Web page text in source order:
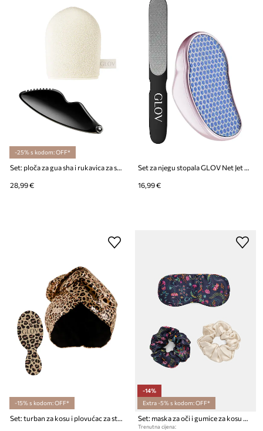
-25% s kodom: OFF*
Set: ploča za gua sha i rukavica za skidanje šminke GLOV Face Architecture Set
28,99 €
Set za njegu stopala GLOV Net Jet Feet
16,99 €
-15% s kodom: OFF*
Set: turban za kosu i plovućac za stopala GLOV Run Wild Ritual
-14%
Extra -5% s kodom: OFF*
Set: maska ​​za oči i gumice za kosu Medicine 2-pack
Trenutna cijena: